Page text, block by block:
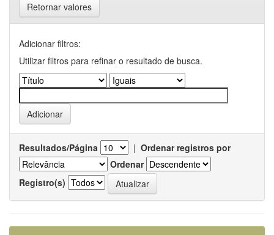
Retornar valores
Adicionar filtros:
Utilizar filtros para refinar o resultado de busca.
Resultados/Página | Ordenar registros por
Ordenar
Registro(s)